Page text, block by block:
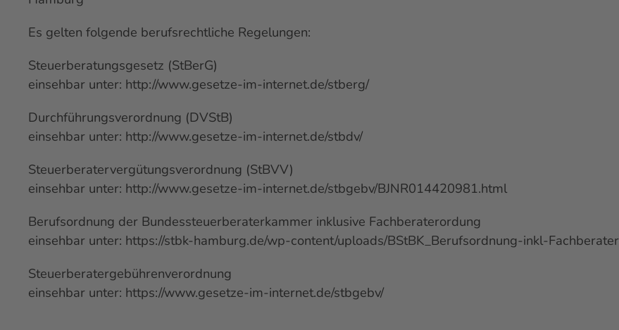
Es gelten folgende berufsrechtliche Regelungen:
Steuerberatungsgesetz (StBerG)
einsehbar unter: http://www.gesetze-im-internet.de/stberg/
Durchführungsverordnung (DVStB)
einsehbar unter: http://www.gesetze-im-internet.de/stbdv/
Steuerberatervergütungsverordnung (StBVV)
einsehbar unter: http://www.gesetze-im-internet.de/stbgebv/BJNR014420981.html
Berufsordnung der Bundessteuerberaterkammer inklusive Fachberaterordung
einsehbar unter: https://stbk-hamburg.de/wp-content/uploads/BStBK_Berufsordnung-inkl-
Steuerberatergebührenverordnung
einsehbar unter: https://www.gesetze-im-internet.de/stbgebv/